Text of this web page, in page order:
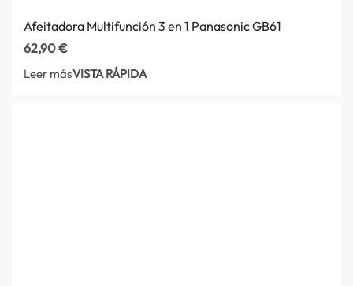
Afeitadora Multifunción 3 en 1 Panasonic GB61
62,90€
Leer másVISTA RÁPIDA